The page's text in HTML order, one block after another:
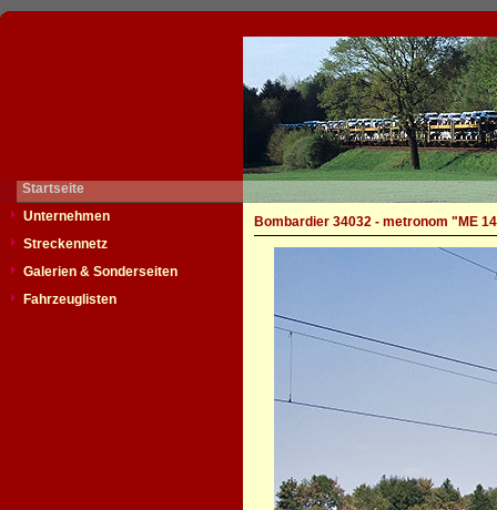
Startseite
Unternehmen
Streckennetz
Galerien & Sonderseiten
Fahrzeuglisten
Bombardier 34032 - metronom "ME